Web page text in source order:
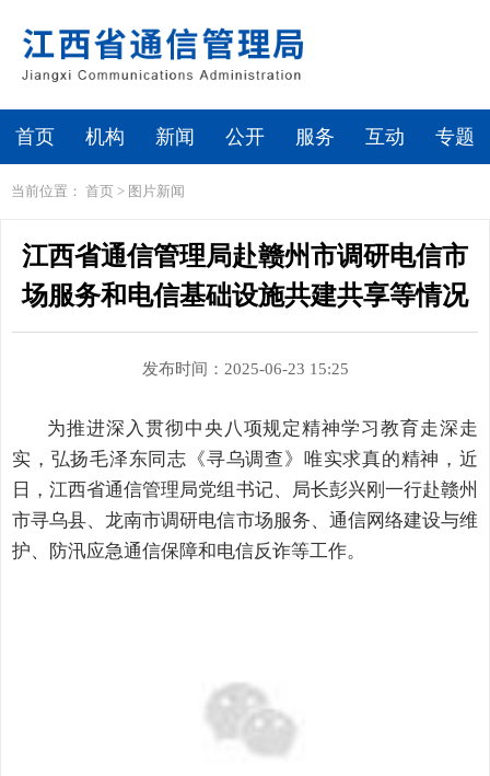
首页 机构 新闻 公开 服务 互动 专题
当前位置： 首页 > 图片新闻
江西省通信管理局赴赣州市调研电信市
场服务和电信基础设施共建共享等情况
发布时间：2025-06-23 15:25
为推进深入贯彻中央八项规定精神学习教育走深走
实，弘扬毛泽东同志《寻乌调查》 唯实求真的精神，近
日，江西省通信管理局党组 书记、局长彭兴刚 一行赴赣州
市寻乌县、龙南市调研电信市场服务、通信网络建设与维
护、防汛应急通信保障和电信反诈等工作。